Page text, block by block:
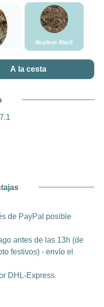
Edge###LensCoat
Realtree Max5
###Realtree
la
A la cesta
de PayPal posible
antes de las 13h (de
festivos) - envío el
DHL-Express